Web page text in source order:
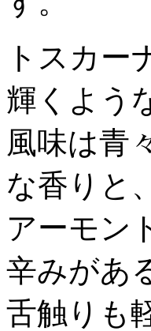
トスカー
輝くよう
風味は青
な香りと、
アーモン
辛みがあ
舌触りも